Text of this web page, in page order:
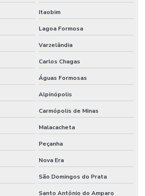
industrial
e manutenção empresarial
Preventiva
Hidráulicas
Predial Completa
Predial
Itaobim
Lagoa Formosa
Varzelândia
Carlos Chagas
Águas Formosas
Alpinópolis
Carmópolis de Minas
Malacacheta
Peçanha
Nova Era
São Domingos do Prata
Santo Antônio do Amparo